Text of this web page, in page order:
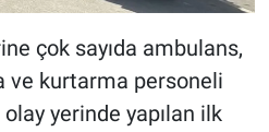
çok sayıda ambulans,
ve kurtarma personeli
yerinde yapılan ilk